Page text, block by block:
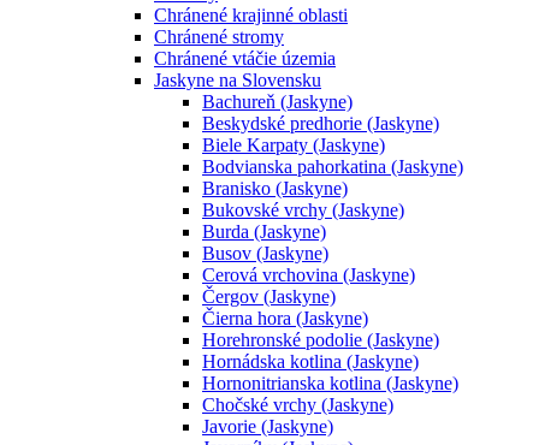
Chránené krajinné oblasti
Chránené stromy
Chránené vtáčie územia
Jaskyne na Slovensku
Bachureň (Jaskyne)
Beskydské predhorie (Jaskyne)
Biele Karpaty (Jaskyne)
Bodvianska pahorkatina (Jaskyne)
Branisko (Jaskyne)
Bukovské vrchy (Jaskyne)
Burda (Jaskyne)
Busov (Jaskyne)
Cerová vrchovina (Jaskyne)
Čergov (Jaskyne)
Čierna hora (Jaskyne)
Horehronské podolie (Jaskyne)
Hornádska kotlina (Jaskyne)
Hornonitrianska kotlina (Jaskyne)
Chočské vrchy (Jaskyne)
Javorie (Jaskyne)